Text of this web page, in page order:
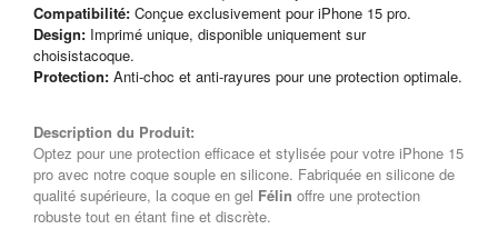
Compatibilité: Conçue exclusivement pour iPhone 15 pro.
Design: Imprimé unique, disponible uniquement sur
choisistacoque.
Protection: Anti-choc et anti-rayures pour une protection optimale.
Description du Produit:
Optez pour une protection efficace et stylisée pour votre iPhone 15
pro avec notre coque souple en silicone. Fabriquée en silicone de
qualité supérieure, la coque en gel Félin offre une protection
robuste tout en étant fine et discrète.